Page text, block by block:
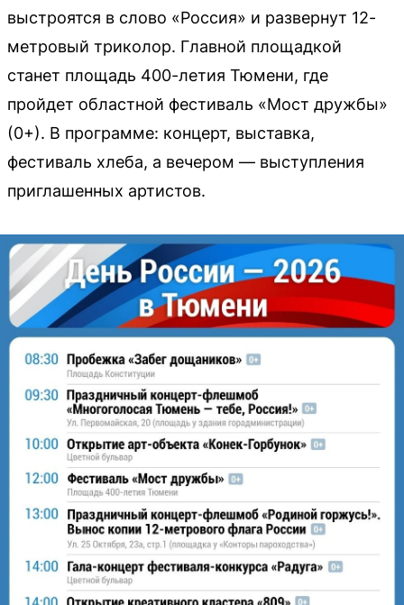
выстроятся в слово «Россия» и развернут 12-
метровый триколор. Главной площадкой
станет площадь 400-летия Тюмени, где
пройдет областной фестиваль «Мост дружбы»
(0+). В программе: концерт, выставка,
фестиваль хлеба, а вечером — выступления
приглашенных артистов.